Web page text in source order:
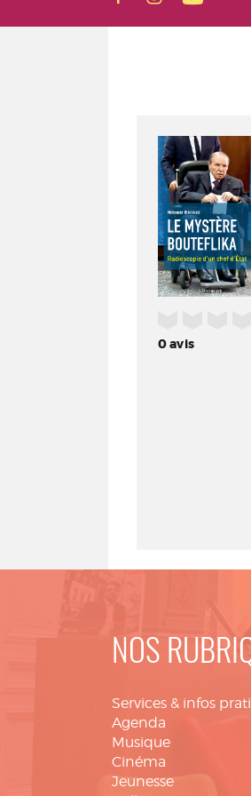
0avis
NOS
Services & infos
Agenda
Musique
Cinéma
Jeunesse